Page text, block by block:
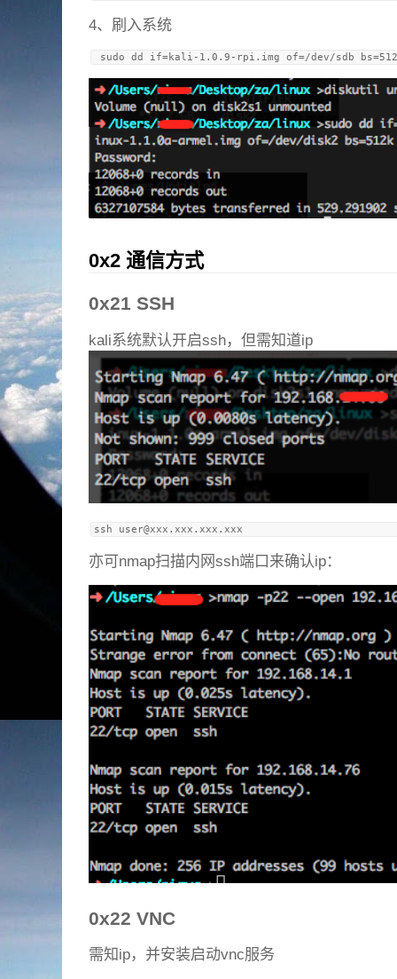
4、刷入系统
0x2 通信方式
0x21 SSH
kali系统默认开启ssh，但需知道ip
ssh user@xxx.xxx.xxx.xxx
亦可nmap扫描内网ssh端口来确认ip：
0x22 VNC
需知ip，并安装启动vnc服务